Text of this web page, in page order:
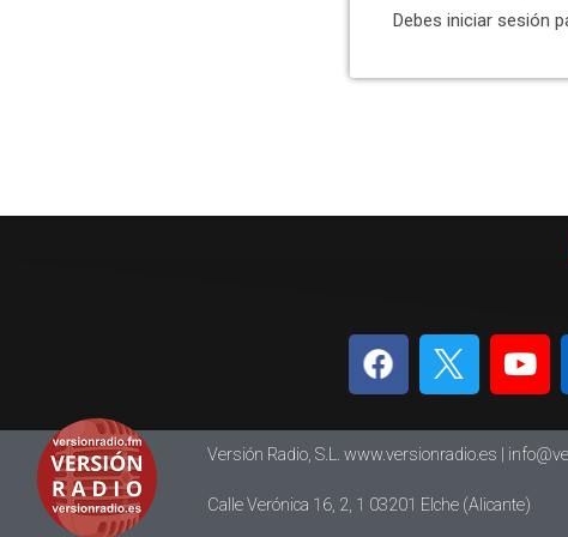
Debes iniciar sesión
Versión Radio, S.L. www.versionradio.es |
Calle Verónica 16, 2, 1 03201 Elche (Alicante)